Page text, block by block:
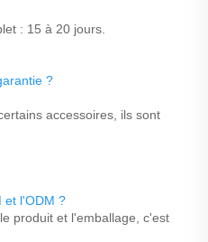
: 15 à 20 jours.
?
accessoires, ils sont
et l'ODM ?
produit et l'emballage, c'est